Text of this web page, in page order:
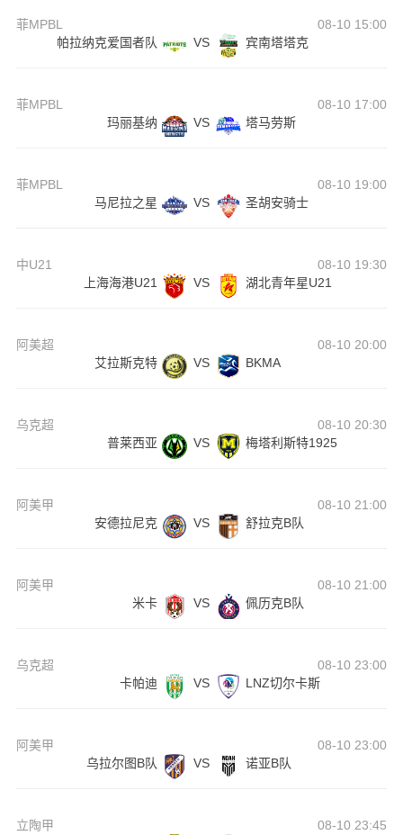
菲MPBL
08-10 15:00
帕拉纳克爱国者队
VS 宾南塔塔克
菲MPBL
08-10 17:00
玛丽基纳
VS 塔马劳斯
菲MPBL
08-10 19:00
马尼拉之星
VS 圣胡安骑士
中U21
08-10 19:30
上海海港U21
VS 湖北青年星U21
阿美超
08-10 20:00
艾拉斯克特
VS BKMA
乌克超
08-10 20:30
普莱西亚
VS 梅塔利斯特1925
阿美甲
08-10 21:00
安德拉尼克
VS 舒拉克B队
阿美甲
08-10 21:00
米卡
VS 佩历克B队
乌克超
08-10 23:00
卡帕迪
VS LNZ切尔卡斯
阿美甲
08-10 23:00
乌拉尔图B队
VS 诺亚B队
立陶甲
08-10 23:45